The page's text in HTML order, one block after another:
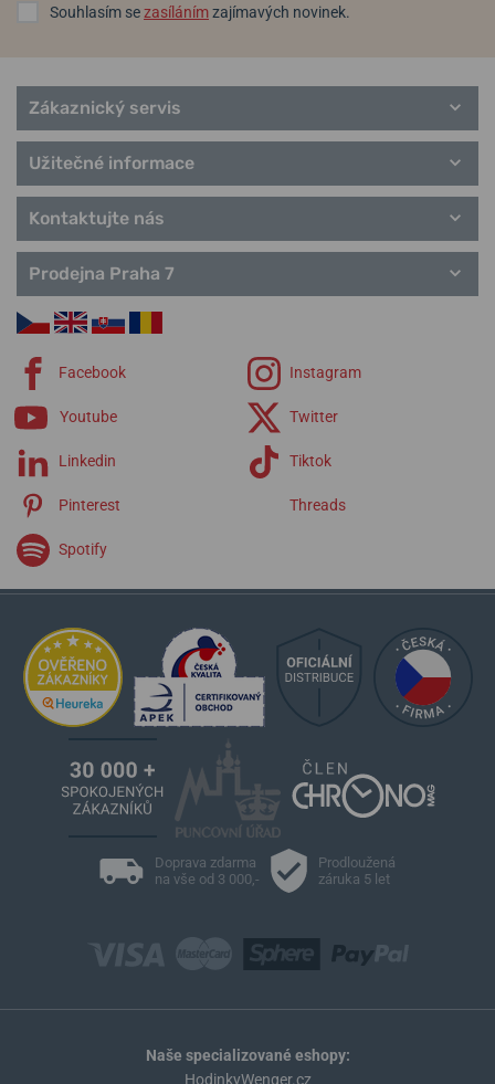
Souhlasím sezasílánímzajímavých novinek.
Zákaznický servis
Užitečné informace
Kontaktujte nás
Prodejna Praha 7
Facebook Instagram
Youtube Twitter
Linkedin Tiktok
Pinterest Threads
Spotify
Doprava zdarma
na vše od 3 000,-
Prodloužená
záruka 5 let
Naše specializované eshopy:
HodinkyWenger.cz